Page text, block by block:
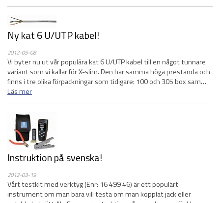
Ny kat 6 U/UTP kabel!
2012-05-08
Vi byter nu ut vår populära kat 6 U/UTP kabel till en något tunnare
variant som vi kallar för X-slim. Den har samma höga prestanda och
finns i tre olika förpackningar som tidigare: 100 och 305 box sam…
Läs mer
Instruktion på svenska!
2012-03-19
Vårt testkit med verktyg (Enr: 16 499 46) är ett populärt
instrument om man bara vill testa om man kopplat jack eller